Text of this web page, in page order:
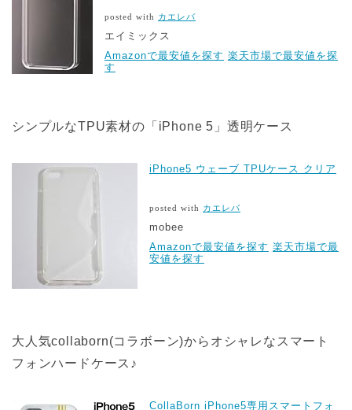
posted with カエレバ
エイミックス
Amazonで最安値を探す 楽天市場で最安値を探
す
シンプルなTPU素材の「iPhone 5」透明ケース
iPhone5 ウェーブ TPUケース クリア
posted with カエレバ
mobee
Amazonで最安値を探す 楽天市場で最
安値を探す
大人気collaborn(コラボーン)からオシャレなスマート
フォンハードケース♪
CollaBorn iPhone5専用スマートフォ